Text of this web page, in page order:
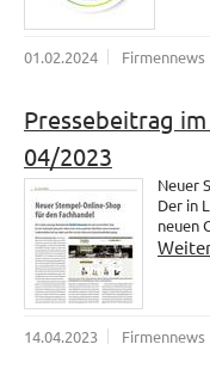
01.02.2024 Firmennews
Pressebeitrag
04/2023
Neuer
Der in
neuen
14.04.2023 Firmennews